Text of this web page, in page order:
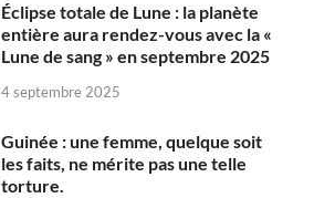
Éclipse totale de Lune : la planète
entière aura rendez-vous avec la «
Lune de sang » en septembre 2025
4 septembre 2025
Guinée : une femme, quelque soit
les faits, ne mérite pas une telle
torture.